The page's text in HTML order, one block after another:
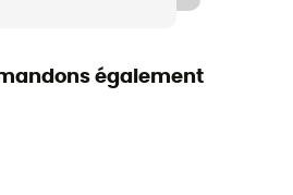
également